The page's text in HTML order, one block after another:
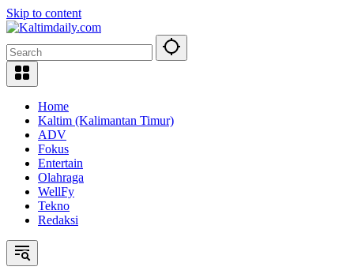
Skip to content
Home
Kaltim (Kalimantan Timur)
ADV
Fokus
Entertain
Olahraga
WellFy
Tekno
Redaksi